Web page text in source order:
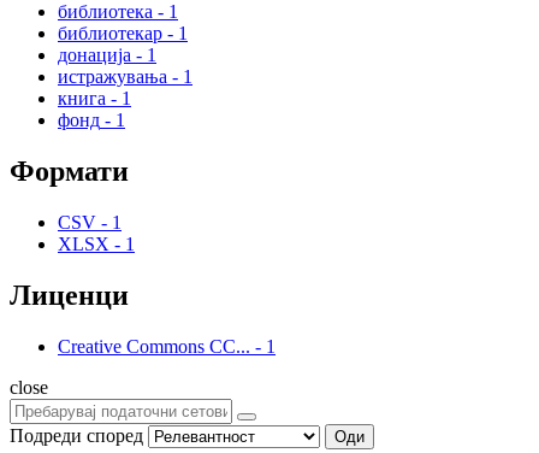
библиотека - 1
библиотекар - 1
донација - 1
истражувања - 1
книга - 1
фонд - 1
Формати
CSV - 1
XLSX - 1
Лиценци
Creative Commons CC... - 1
close
Подреди според Оди